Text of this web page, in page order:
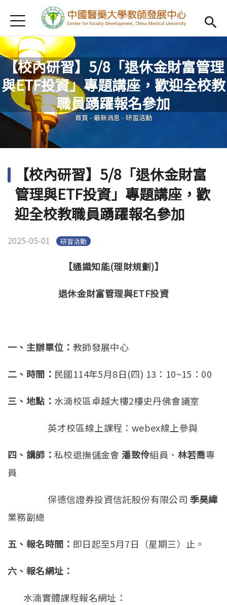
首頁
Open
認識我們
Open
教學研習
Open
新進教師
Open
傑出教授
教師專業社群
Open
借用項目
Open
AI專區
Jump to Navigation
Jump to Main content
【校內研習】5/8「退休金財富管理
與ETF投資」專題講座，歡迎全校教
職員踴躍報名參加
您在這裡
首頁- 最新消息 - 研習活動
【校內研習】5/8「退休金財富
管理與ETF投資」專題講座，歡
迎全校教職員踴躍報名參加
2025-05-01 研習活動
【通識知能(理財規劃)】
退休金財富管理與ETF投資
一、主辦單位： 教師發展中心
二、時間： 民國114年5月8日(四) 13：10~15：00
三、地點： 水湳校區卓越大樓2樓史丹佛會議室
英才校區線上課程：webex線上參與
四、講師： 私校退撫儲金會潘致伶組員、 林若喬專
員
保德信證券投資信託股份有限公司 季昊緯
業務副總
五、 報名時間： 即日起至5月7日（星期三）止。
六、報名網址：
水湳實體課程報名網址：